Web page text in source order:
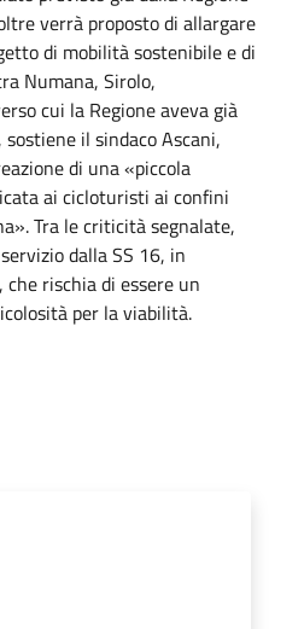
verrà proposto di allargare
di mobilità sostenibile e di
Numana, Sirolo,
cui la Regione aveva già
il sindaco Ascani,
di una «piccola
ai cicloturisti ai confini
Tra le criticità segnalate,
dalla SS 16, in
rischia di essere un
per la viabilità.